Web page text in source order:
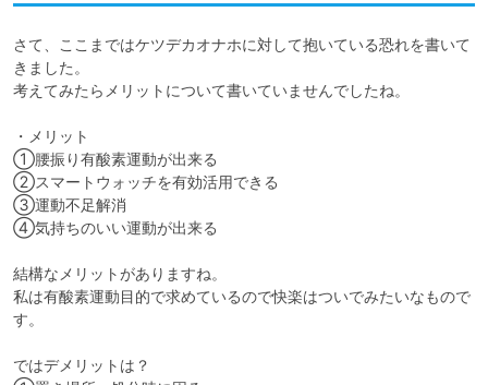
さて、ここまではケツデカオナホに対して抱いている恐れを書いて
きました。
考えてみたらメリットについて書いていませんでしたね。
・メリット
①腰振り有酸素運動が出来る
②スマートウォッチを有効活用できる
③運動不足解消
④気持ちのいい運動が出来る
結構なメリットがありますね。
私は有酸素運動目的で求めているので快楽はついでみたいなもので
す。
ではデメリットは？